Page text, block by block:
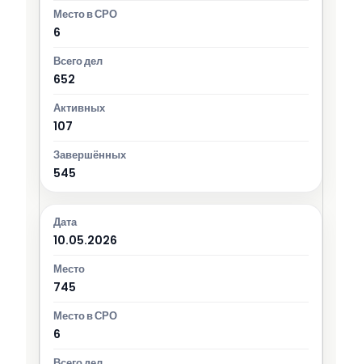
6
652
107
545
10.05.2026
745
6